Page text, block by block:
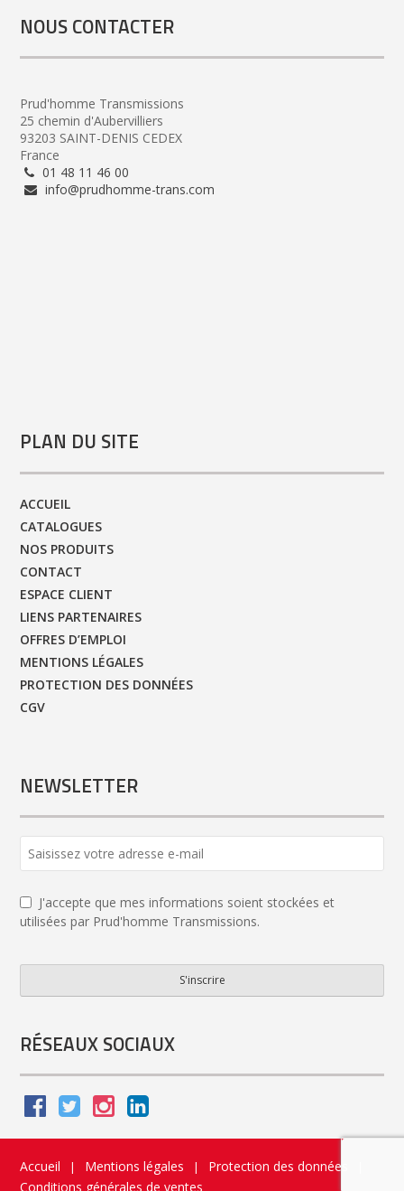
NOUS CONTACTER
Prud'homme Transmissions
25 chemin d'Aubervilliers
93203 SAINT-DENIS CEDEX
France
01 48 11 46 00
info@prudhomme-trans.com
PLAN DU SITE
ACCUEIL
CATALOGUES
NOS PRODUITS
CONTACT
ESPACE CLIENT
LIENS PARTENAIRES
OFFRES D’EMPLOI
MENTIONS LÉGALES
PROTECTION DES DONNÉES
CGV
NEWSLETTER
URL *
J'accepte que mes informations soient stockées et
utilisées par Prud'homme Transmissions.
S'inscrire
RÉSEAUX SOCIAUX
Accueil | Mentions légales | Protection des données
Conditions générales de ventes